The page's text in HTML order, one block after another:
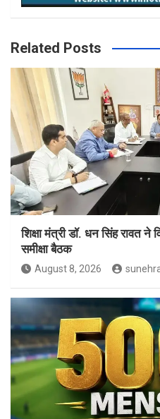
Related Posts
शिक्षा मंत्री डॉ. धन सिंह रावत ने
समीक्षा बैठक
August 8, 2026